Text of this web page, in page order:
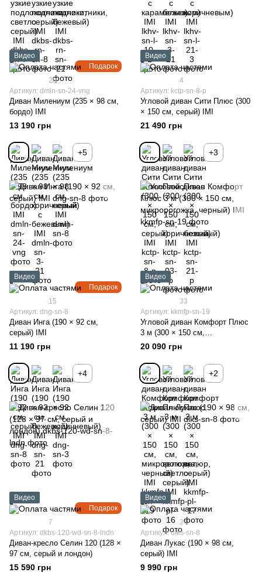
Подарок
Видео
20
Артикул: dmln-sn-24-vng
Диван Милениум (235 × 98 см,
бордо) IMI
13 190 грн
+5
Видео
4
Артикул: kctp-sn-8-p
Угловой диван Сити Плюс (300
× 150 см, серый) IMI
21 490 грн
+3
Подарок
Видео
15
Артикул: dng-sn-8
Диван Инга (190 × 92 см,
серый) IMI
11 190 грн
+4
Видео
33
Артикул: kkmfp-sn-19
Угловой диван Комфорт Плюс
3 м (300 × 150 см,
микророгожка, черный) IMI
20 090 грн
+2
Подарок
Видео
7
Артикул: dkbs-120-wd-sn-8-lndn
Диван-кресло Селин 120 (128 ×
97 см, серый и лондон)
15 590 грн
Видео
24
Артикул: dlks-sn-8
Диван Лукас (190 × 98 см,
серый) IMI
9 990 грн